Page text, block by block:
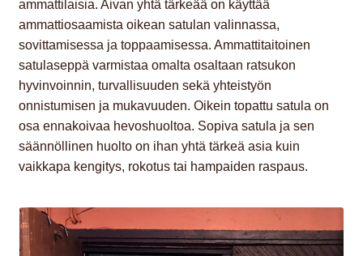
ammattilaisia. Aivan yhtä tärkeää on käyttää
ammattiosaamista oikean satulan valinnassa,
sovittamisessa ja toppaamisessa. Ammattitaitoinen
satulaseppä varmistaa omalta osaltaan ratsukon
hyvinvoinnin, turvallisuuden sekä yhteistyön
onnistumisen ja mukavuuden. Oikein topattu satula on
osa ennakoivaa hevoshuoltoa. Sopiva satula ja sen
säännöllinen huolto on ihan yhtä tärkeä asia kuin
vaikkapa kengitys, rokotus tai hampaiden raspaus.